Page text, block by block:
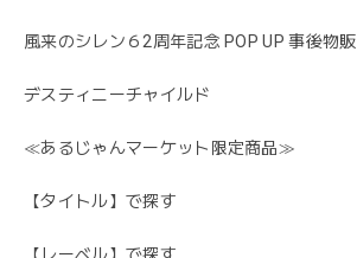
風来のシレン６2周年記念 POP UP 事後物販
デスティニーチャイルド
≪あるじゃんマーケット限定商品≫
【タイトル】で探す